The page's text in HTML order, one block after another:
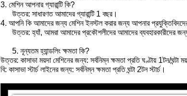
3. মেশিন আপনার গ্যারান্টি কি?
উত্তর: সাধারণত আমাদের গ্যারান্টি 1 বছর।
4. আপনি কি আমাদের জন্য মেশিন ইনস্টল করার জন্য আপনার
উত্তর: হ্যাঁ, আমরা আমাদের প্রকৌশলীদের আমাদের ব্যবহারকারীদের
5. নূন্যতম হ্যান্ডলিং ক্ষমতা কি?
উত্তর: কাসাভা ময়দা মেশিনের জন্য: সর্বনিম্ন ক্ষমতা প্রতি ঘণ্টায় 1টন/ঘন্টা
বি: কাসাভা স্টার্চ লাইনের জন্য: সর্বনিম্ন ক্ষমতা প্রতি ঘন্টা 2টন স্টার্চ।